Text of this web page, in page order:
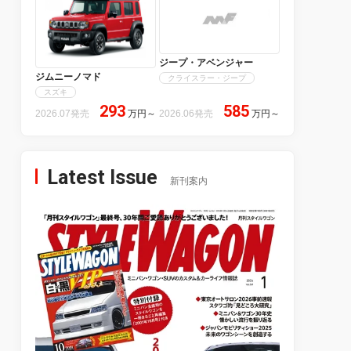
ジムニーノマド
スズキ
2026.07発売 293 万円 ～
ジープ・アベンジャー
クライスラー・ジープ
2026.06発売 585 万円 ～
Latest Issue 新刊案内